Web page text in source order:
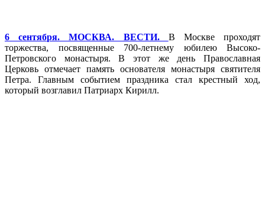
6 сентября. МОСКВА. ВЕСТИ. В Москве проходят
торжества, посвященные 700-летнему юбилею Высоко-
Петровского монастыря. В этот же день Православная
Церковь отмечает память основателя монастыря святителя
Петра. Главным событием праздника стал крестный ход,
который возглавил Патриарх Кирилл.